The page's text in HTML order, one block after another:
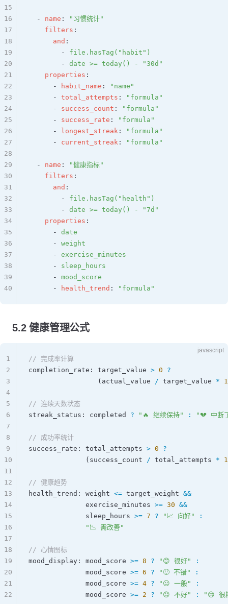
  -
name :
"习惯统计"
    filters
:
      and
:
        -
file.hasTag("habit")
        -
date >= today() - "30d"
    properties
:
      -
habit_name :
"name"
      -
total_attempts :
"formula"
      -
success_count :
"formula"
      -
success_rate :
"formula"
      -
longest_streak :
"formula"
      -
current_streak : "formula"
  -
name :
"健康指标"
    filters
:
      and
:
        -
file.hasTag("health")
        -
date >= today() - "7d"
    properties
:
      -
date
      -
weight
      -
exercise_minutes
      -
sleep_hours
      -
mood_score
      -
health_trend : "formula"
15
16
17
18
19
20
21
22
23
24
25
26
27
28
29
30
31
32
33
34
35
36
37
38
39
40
5.2 健康管理公式
javascript
// 完成率计算
completion_rate : target_value > 0 ?
                 (
actual_value / target_value *
// 连续天数状态
streak_status : completed ? "🔥 继续保持" : "💔 中断
// 成功率统计
success_rate : total_attempts > 0 ?
              (
success_count / total_attempts *
// 健康趋势
health_trend : weight <= target_weight &&
              exercise_minutes
>= 30 &&
              sleep_hours
>= 7 ? "📈 向好"
:
              "📉 需改善"
// 心情图标
mood_display : mood_score >= 8 ? "😊 很好"
:
              mood_score
>= 6 ? "🙂 不错"
:
              mood_score
>= 4 ? "😐 一般"
:
              mood_score
>= 2 ? "😟 不好" : "😢 很
1
2
3
4
5
6
7
8
9
10
11
12
13
14
15
16
17
18
19
20
21
22